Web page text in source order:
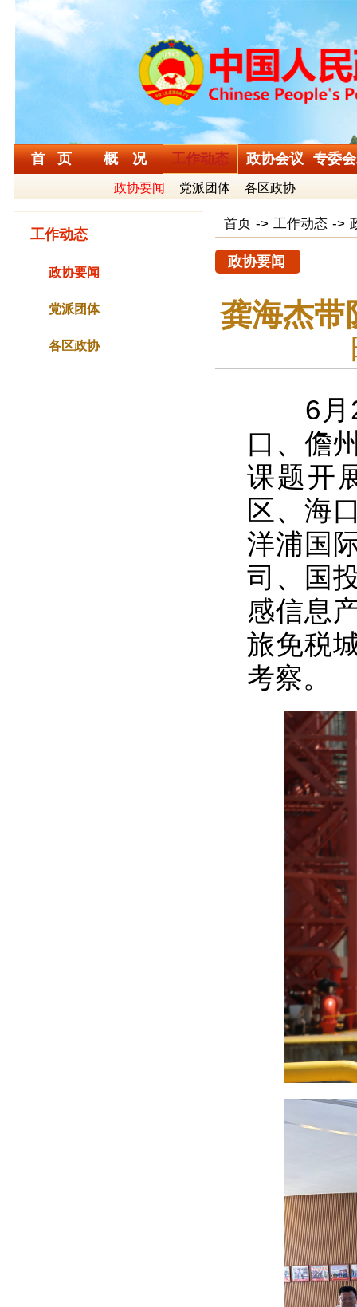
首 页 概 况 工作动态
政协要闻 党派团体 各区政协
政协会议 专委
工作动态
政协要闻
党派团体
各区政协
首页 -> 工作动态 ->
政协要闻
龚海杰带
6月22
口、儋
课题开
区、海
洋浦国
司、国
感信息
旅免税
考察。